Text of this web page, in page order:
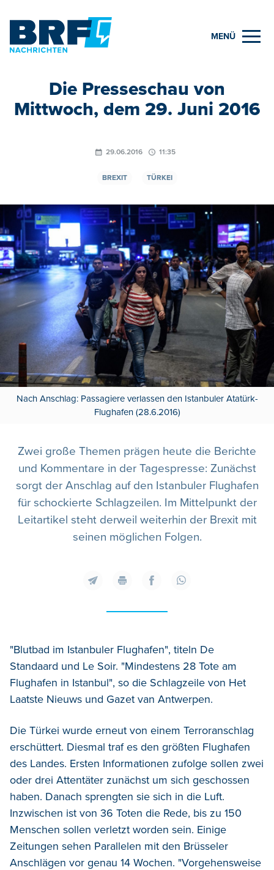
MENÜ
Die Presseschau von
Mittwoch, dem 29. Juni 2016
29.06.2016 11:35
BREXIT TÜRKEI
Nach Anschlag: Passagiere verlassen den Istanbuler Atatürk-
Flughafen (28.6.2016)
Zwei große Themen prägen heute die Berichte
und Kommentare in der Tagespresse: Zunächst
sorgt der Anschlag auf den Istanbuler Flughafen
für schockierte Schlagzeilen. Im Mittelpunkt der
Leitartikel steht derweil weiterhin der Brexit mit
seinen möglichen Folgen.
"Blutbad im Istanbuler Flughafen", titeln De
Standaard und Le Soir. "Mindestens 28 Tote am
Flughafen in Istanbul", so die Schlagzeile von Het
Laatste Nieuws und Gazet van Antwerpen.
Die Türkei wurde erneut von einem Terroranschlag
erschüttert. Diesmal traf es den größten Flughafen
des Landes. Ersten Informationen zufolge sollen zwei
oder drei Attentäter zunächst um sich geschossen
haben. Danach sprengten sie sich in die Luft.
Inzwischen ist von 36 Toten die Rede, bis zu 150
Menschen sollen verletzt worden sein. Einige
Zeitungen sehen Parallelen mit den Brüsseler
Anschlägen vor genau 14 Wochen. "Vorgehensweise